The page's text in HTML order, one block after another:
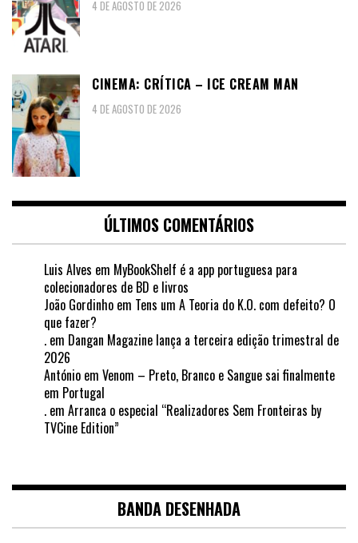
4 DE AGOSTO DE 2026
CINEMA: CRÍTICA – ICE CREAM MAN
4 DE AGOSTO DE 2026
ÚLTIMOS COMENTÁRIOS
Luis Alves em MyBookShelf é a app portuguesa para
colecionadores de BD e livros
João Gordinho em Tens um A Teoria do K.O. com defeito? O
que fazer?
. em Dangan Magazine lança a terceira edição trimestral de
2026
António em Venom – Preto, Branco e Sangue sai finalmente
em Portugal
. em Arranca o especial “Realizadores Sem Fronteiras by
TVCine Edition”
BANDA DESENHADA